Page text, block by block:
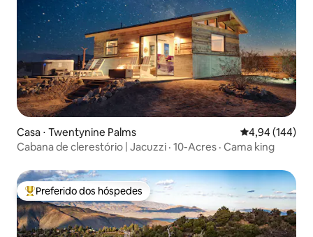
Casa ⋅ Twentynine Palms 4,94 de uma
4,94 (144)
Cabana de clerestório | Jacuzzi · 10-Acres · Cama king
Entre os melhores preferidos dos hóspedes
Preferido dos hóspedes